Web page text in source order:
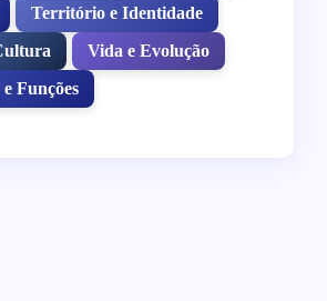
Território e Identidade
Vida e Evolução
Funções